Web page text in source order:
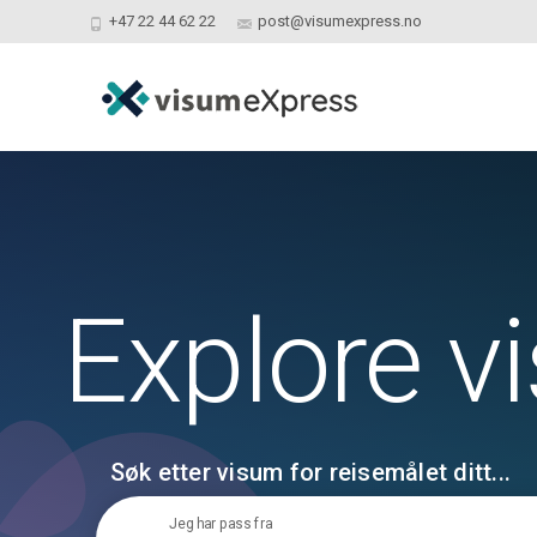
+47 22 44 62 22 post@visumexpress.no
Explore
Søk etter visum for reisemålet ditt...
Jeg har pass fra